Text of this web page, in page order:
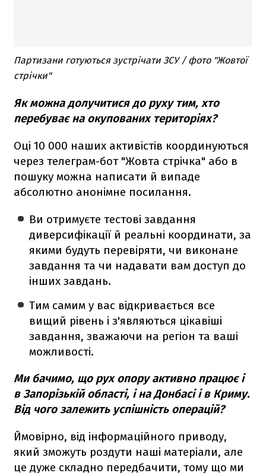
Партизани готуються зустрічати ЗСУ / фото "Жовтої
стрічки"
Як можна долучитися до руху тим, хто
перебуває на окупованих територіях?
Оці 10 000 наших активістів координуються
через телеграм-бот "Жовта стрічка" або в
пошуку можна написати й випаде
абсолютно анонімне посилання.
Ви отримуєте тестові завдання
диверсифікації й реальні координати, за
якими будуть перевіряти, чи виконане
завдання та чи надавати вам доступ до
інших завдань.
Тим самим у вас відкривається все
вищий рівень і з'являються цікавіші
завдання, зважаючи на регіон та ваші
можливості.
Ми бачимо, що рух опору активно працює і
в Запорізькій області, і на Донбасі і в Криму.
Від чого залежить успішність операцій?
Ймовірно, від інформаційного приводу,
який зможуть роздути наші матеріали, але
це дуже складно передбачити, тому що ми